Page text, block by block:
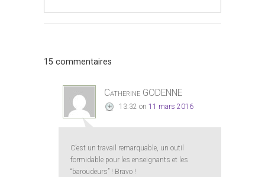
15 commentaires
Catherine GODENNE
13:32 on 11 mars 2016
C’est un travail remarquable, un outil
formidable pour les enseignants et les
“baroudeurs” ! Bravo !